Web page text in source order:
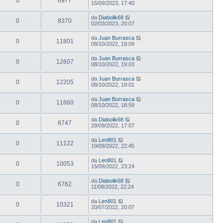
15/09/2023, 17:40
0 8370 da Diabolik68
02/03/2023, 20:07
0 11801 da Juan Burrasca
08/10/2022, 19:09
0 12607 da Juan Burrasca
08/10/2022, 19:03
0 12205 da Juan Burrasca
08/10/2022, 19:01
0 11660 da Juan Burrasca
08/10/2022, 18:59
0 8747 da Diabolik68
29/09/2022, 17:07
0 11122 da Len801
19/09/2022, 22:45
0 10053 da Len801
15/09/2022, 23:24
0 6762 da Diabolik68
11/08/2022, 22:24
0 10321 da Len801
20/07/2022, 20:07
da Len801